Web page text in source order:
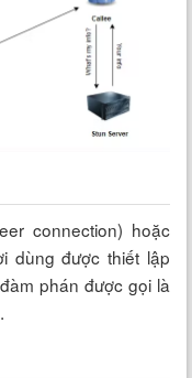
connection) hoặc
dùng được thiết lập
phán được gọi là